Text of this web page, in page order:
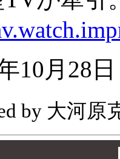
10月28
by 大河原